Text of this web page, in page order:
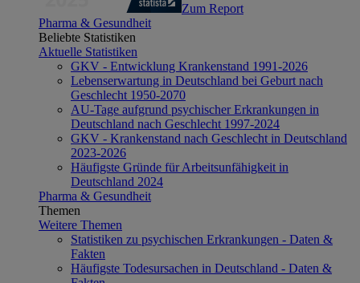
Zum Report
Pharma & Gesundheit
Beliebte Statistiken
Aktuelle Statistiken
GKV - Entwicklung Krankenstand 1991-2026
Lebenserwartung in Deutschland bei Geburt nach
Geschlecht 1950-2070
AU-Tage aufgrund psychischer Erkrankungen in
Deutschland nach Geschlecht 1997-2024
GKV - Krankenstand nach Geschlecht in Deutschland
2023-2026
Häufigste Gründe für Arbeitsunfähigkeit in
Deutschland 2024
Pharma & Gesundheit
Themen
Weitere Themen
Statistiken zu psychischen Erkrankungen - Daten &
Fakten
Häufigste Todesursachen in Deutschland - Daten &